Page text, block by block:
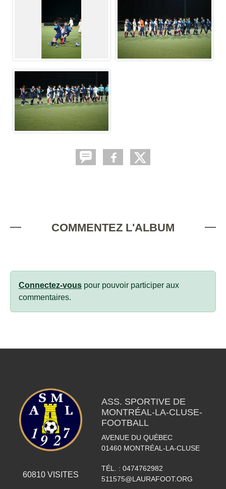
COMMENTEZ L'ALBUM
Connectez-vous pour pouvoir participer aux
commentaires.
60810VISITES
ASS. SPORTIVE DE
MONTRÉAL-LA-CLUSE-
FOOTBALL
AVENUE DU QUÉBEC
01460 MONTRÉAL-LA-CLUSE
TÉL. : 0474762982
511575@LAURAFOOT.ORG